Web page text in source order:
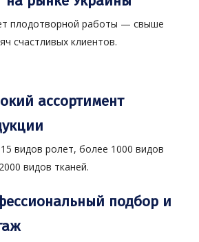
плодотворной работы — свыше
счастливых клиентов.
ассортимент
видов ролет, более 1000 видов
видов тканей.
подбор и